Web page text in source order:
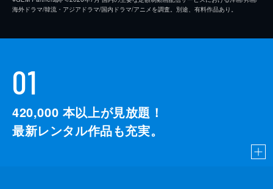
海外ドラマ/韓流・アジアドラマ/国内ドラマ/アニメを調査。別途、有料作品あり。
01
420,000 本以上が見放題！
最新レンタル作品も充実。